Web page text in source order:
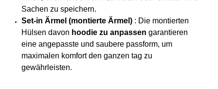
Sachen zu speichern.
Set-in Ärmel (montierte Ärmel) : Die montierten
Hülsen davon hoodie zu anpassen garantieren
eine angepasste und saubere passform, um
maximalen komfort den ganzen tag zu
gewährleisten.